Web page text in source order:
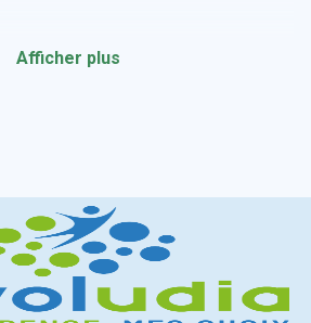
Afficher plus